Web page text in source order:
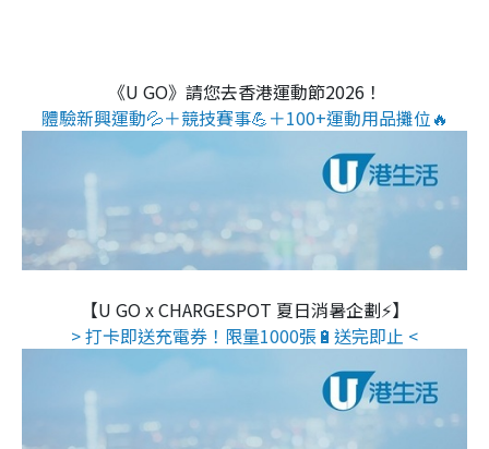
《U GO》請您去香港運動節2026！
體驗新興運動💦＋競技賽事💪＋100+運動用品攤位🔥
【U GO x CHARGESPOT 夏日消暑企劃⚡】
> 打卡即送充電券！限量1000張🔋送完即止 <